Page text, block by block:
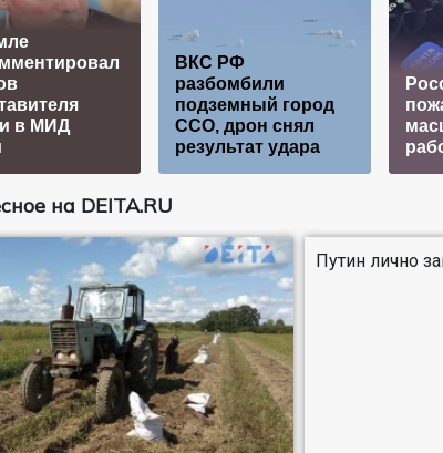
в МИД
ВКС РФ
разбомбили
подземный город
ССО, дрон снял
результат удара
на DEITA.RU
Путин лично